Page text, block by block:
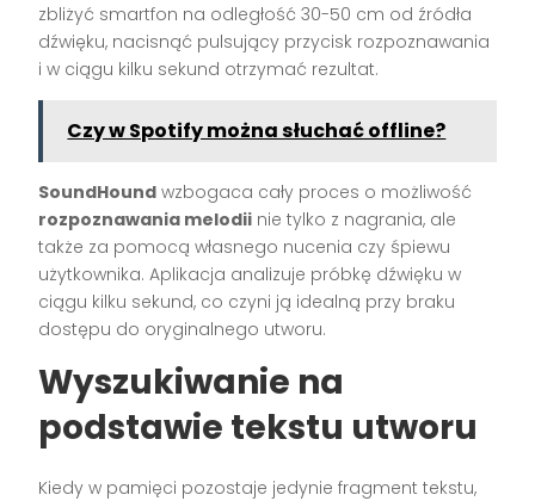
zbliżyć smartfon na odległość 30-50 cm od źródła
dźwięku, nacisnąć pulsujący przycisk rozpoznawania
i w ciągu kilku sekund otrzymać rezultat.
Czy w Spotify można słuchać offline?
SoundHound wzbogaca cały proces o możliwość
rozpoznawania melodii nie tylko z nagrania, ale
także za pomocą własnego nucenia czy śpiewu
użytkownika. Aplikacja analizuje próbkę dźwięku w
ciągu kilku sekund, co czyni ją idealną przy braku
dostępu do oryginalnego utworu.
Wyszukiwanie na
podstawie tekstu utworu
Kiedy w pamięci pozostaje jedynie fragment tekstu,